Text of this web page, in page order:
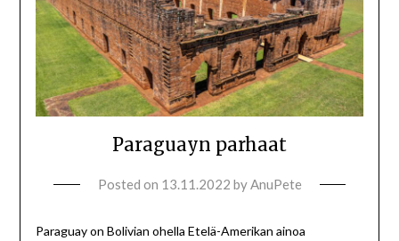
Paraguayn parhaat
Posted on 13.11.2022 byAnuPete
Paraguay on Bolivian ohella Etelä-Amerikan ainoa